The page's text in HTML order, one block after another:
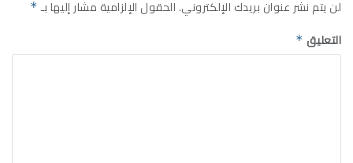
لن يتم نشر عنوان بريدك الإلكتروني.الحقول الإلزامية مشار إليها بـ *
التعليق *